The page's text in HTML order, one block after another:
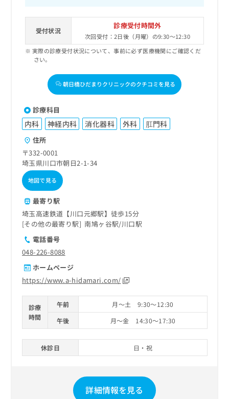
受付状況
診療受付時間外
次回受付：2日後（月曜）の9:30～12:30
実際の診療受付状況について、事前に必ず医療機関にご確認くだ
さい。
朝日橋ひだまりクリニックのクチコミを見る
診療科目
内科 神経内科 消化器科 外科 肛門科
住所
〒332-0001
埼玉県川口市朝日2-1-34
地図で見る
最寄り駅
埼玉高速鉄道【川口元郷駅】徒歩15分
その他の最寄り駅
南鳩ヶ谷駅 川口駅
電話番号
048-226-8088
ホームページ
https://www.a-hidamari.com/
診療
時間
午前
月～土 9:30～12:30
午後
月～金 14:30～17:30
休診日 日・祝
詳細情報を見る